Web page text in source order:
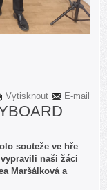
E-mail
Vytisknout
souteže ve hře
naši žáci
Maršálková a